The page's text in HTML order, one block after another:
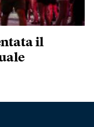
il